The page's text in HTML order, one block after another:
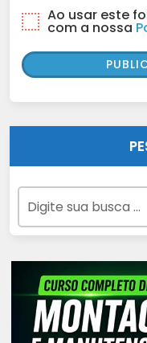
Ao usar este
com a nossa